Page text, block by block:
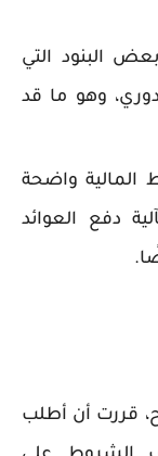
البنود التي
وهو ما قد
المالية واضحة
دفع العوائد
قررت أن أطلب